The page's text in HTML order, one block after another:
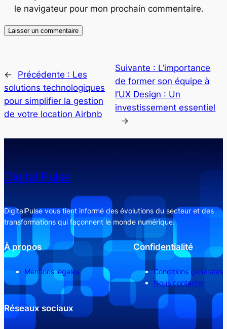
le navigateur pour mon prochain commentaire.
← Précédente : Les
solutions technologiques
pour simplifier la gestion
de votre location Airbnb
Suivante : L’importance
de former son équipe à
l’UX Design : Un
investissement essentiel
→
Digital Pulse
DigitalPulse vous tient informé des évolutions du secteur et des
transformations qui façonnent le monde numérique.
À propos
Mentions légales
Confidentialité
Conditions générales
Nous contacter
Réseaux sociaux